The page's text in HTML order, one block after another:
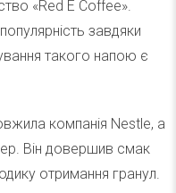
«Red E Coffee».
завдяки
такого напою є
компанія Nestle, а
Він довершив смак
отримання гранул.